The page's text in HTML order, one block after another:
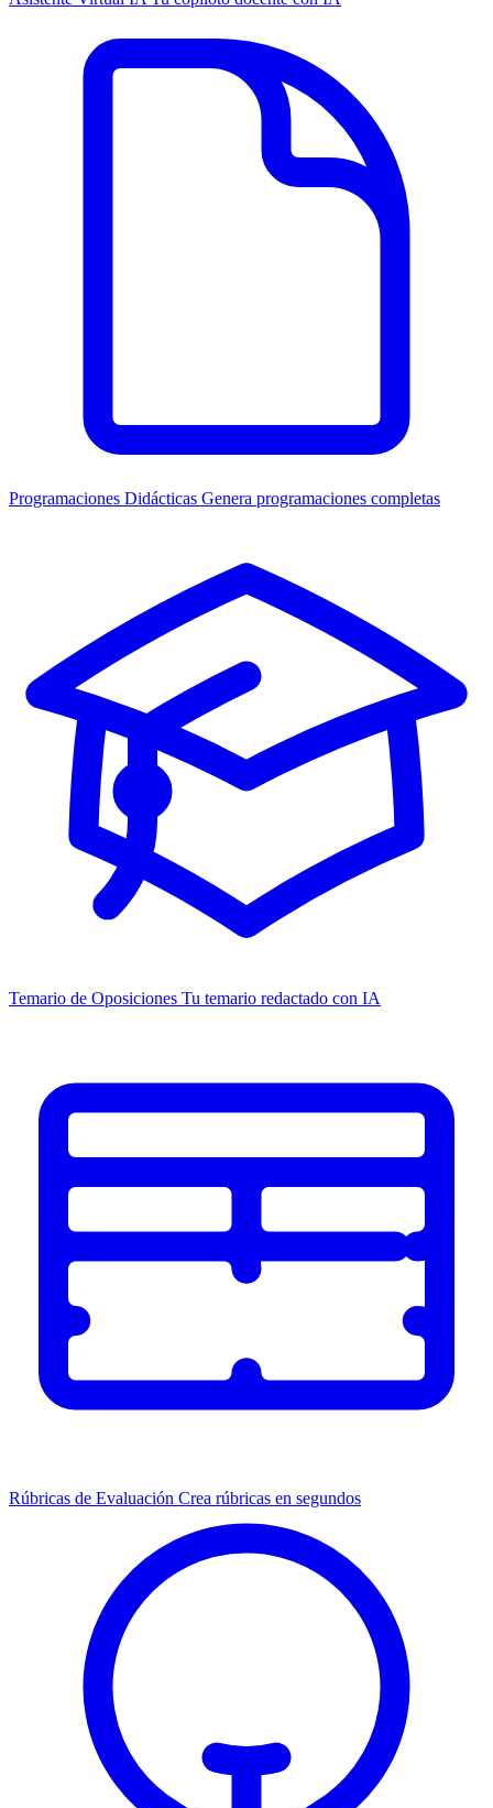
Programaciones Didácticas Genera programaciones completas
Temario de Oposiciones Tu temario redactado con IA
Rúbricas de Evaluación Crea rúbricas en segundos